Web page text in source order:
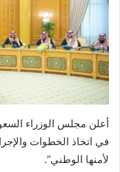
أعلن مجلس الوزراء
في اتخاذ الخطوات
لأمنها الوطني”.